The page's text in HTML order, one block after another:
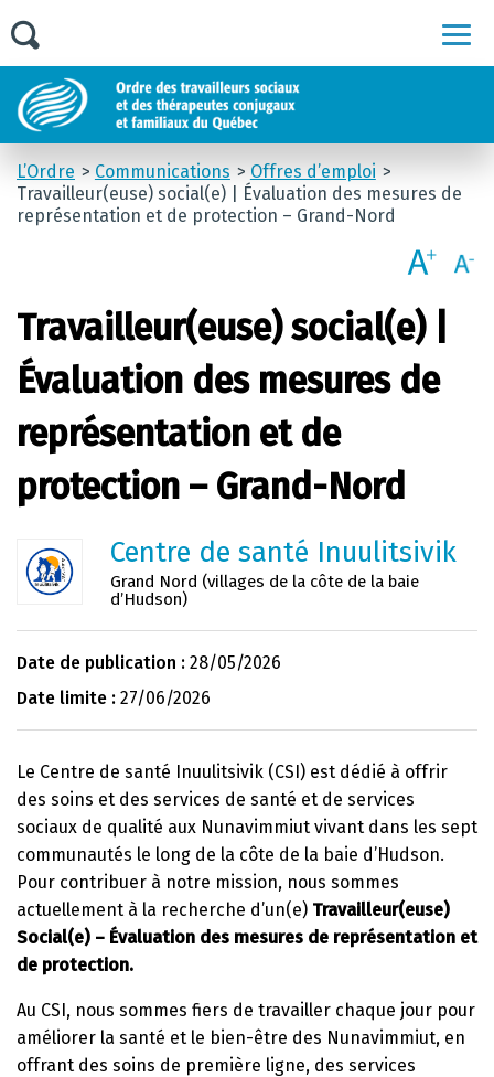
L’Ordre Communications
Offres d’emploi
Travailleur(euse) social(e) | Évaluation des mesures de
représentation et de protection – Grand-Nord
Travailleur(euse) social(e) |
Évaluation des mesures de
représentation et de
protection – Grand-Nord
Centre de santé Inuulitsivik
Grand Nord (villages de la côte de la baie
d’Hudson)
Date de publication : 28/05/2026
Date limite : 27/06/2026
Le Centre de santé Inuulitsivik (CSI) est dédié à offrir
des soins et des services de santé et de services
sociaux de qualité aux Nunavimmiut vivant dans les sept
communautés le long de la côte de la baie d’Hudson.
Pour contribuer à notre mission, nous sommes
actuellement à la recherche d’un(e) Travailleur(euse)
Social(e) – Évaluation des mesures de représentation et
de protection.
Au CSI, nous sommes fiers de travailler chaque jour pour
améliorer la santé et le bien-être des Nunavimmiut, en
offrant des soins de première ligne, des services